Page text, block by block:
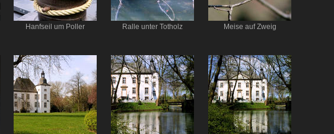
Hanfseil um Poller Ralle unter Totholz Meise auf Zweig